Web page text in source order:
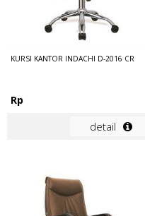
KURSI KANTOR INDACHI D-2016 CR
Rp
detail